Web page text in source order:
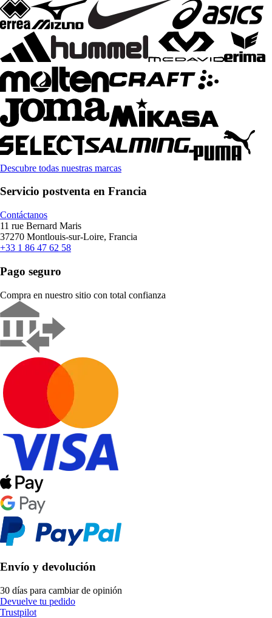
Descubre todas nuestras marcas
Servicio postventa en Francia
Contáctanos
11 rue Bernard Maris
37270 Montlouis-sur-Loire, Francia
+33 1 86 47 62 58
Pago seguro
Compra en nuestro sitio con total confianza
Envío y devolución
30 días para cambiar de opinión
Devuelve tu pedido
Trustpilot